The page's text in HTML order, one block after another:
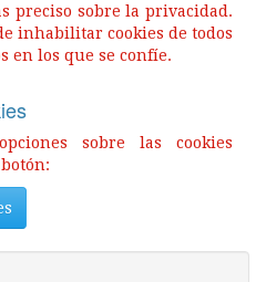
preciso sobre la privacidad.
inhabilitar cookies de todos
en los que se confíe.
sobre las cookies